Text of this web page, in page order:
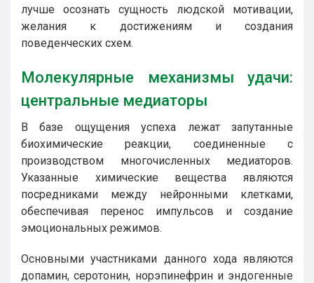
лучше осознать сущность людской мотивации,
желания к достижениям и создания
поведенческих схем.
Молекулярные механизмы удачи:
центральные медиаторы
В базе ощущения успеха лежат запутанные
биохимические реакции, соединенные с
производством многочисленных медиаторов.
Указанные химические вещества являются
посредниками между нейронными клетками,
обеспечивая перенос импульсов и создание
эмоциональных режимов.
Основными участниками данного хода являются
допамин, серотонин, норэпинефрин и эндогенные